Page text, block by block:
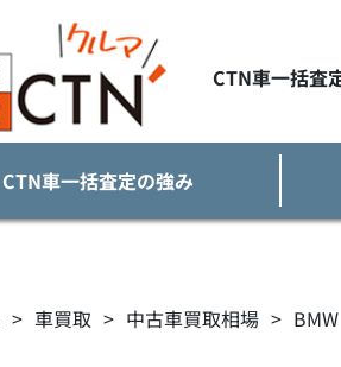
CTN車一括査
CTN車一括査定の強み
> 車買取 > 中古車買取相場 > BMW